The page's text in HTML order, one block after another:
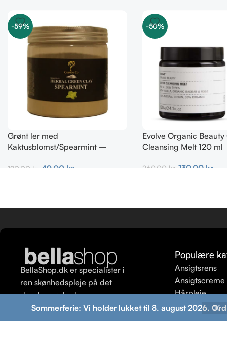
Sommerferie: Vi holder lukket til 8. august 2026.
-59%
Grønt ler med
Kaktusblomst/Spearmint –
120,00 kr. 49,00 kr.
-50%
Evolve Organic Beauty
Cleansing Melt 120 ml
260,00 kr. 130,00 kr.
BellaShop.dk er specialister i
ren skønhedspleje på det
danske marked.
Populære
Ansigtsrens
Ansigtscreme
Hårpleje